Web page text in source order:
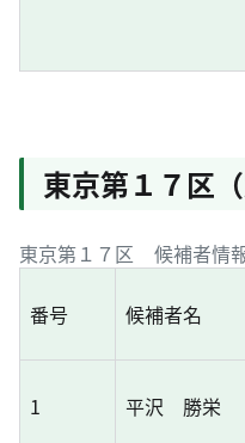
東京第１７区（
東京第１７区 候補者情
番号 候補者名
1 平沢 勝栄